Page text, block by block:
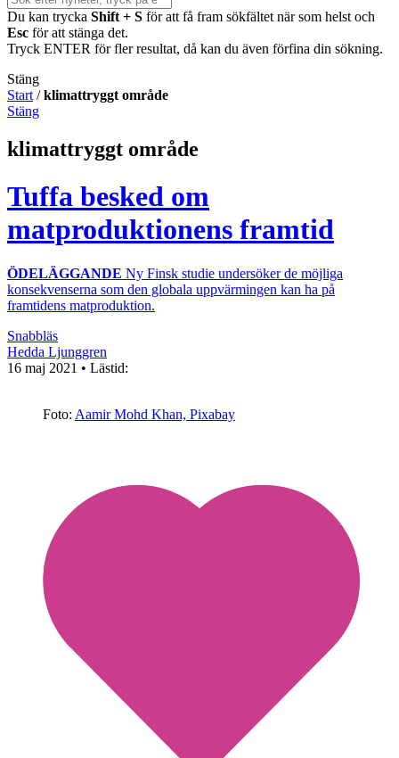
Du kan trycka Shift + S för att få fram sökfältet när som helst och
Esc för att stänga det.
Tryck ENTER för fler resultat, då kan du även förfina din sökning.
Stäng
Start /klimattryggt område
Stäng
klimattryggt område
Tuffa besked om
matproduktionens framtid
ÖDELÄGGANDE Ny Finsk studie undersöker de möjliga
konsekvenserna som den globala uppvärmingen kan ha på
framtidens matproduktion.
Snabbläs
Hedda Ljunggren
16 maj 2021 • Lästid:
Foto: Aamir Mohd Khan, Pixabay